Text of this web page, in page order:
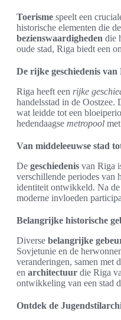
Toerisme speelt een
historische elementen die
bezienswaardigheden die
oude stad, Riga biedt een
De rijke geschiedenis van
Riga heeft een rijke
handelsstad in de Oostzee.
wat leidde tot een
hedendaagse metropool
Van middeleeuwse stad
De geschiedenis van Riga
verschillende periodes van
identiteit ontwikkeld. Na
moderne invloeden
Belangrijke historische
Diverse belangrijke
Sovjetunie en de
veranderingen, samen met
en architectuur die Riga
ontwikkeling van een stad
Ontdek de